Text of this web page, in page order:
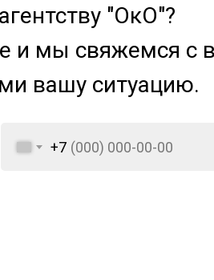
"ОкО"?
и мы свяжемся с
вашу ситуацию.
+7